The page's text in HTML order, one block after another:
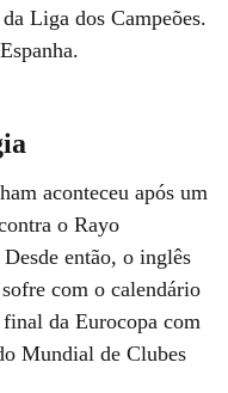
Liga dos Campeões.
aconteceu após um
o Rayo
então, o inglês
com o calendário
da Eurocopa com
Mundial de Clubes